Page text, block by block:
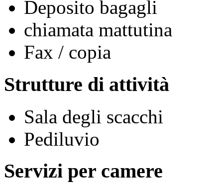
Deposito bagagli
chiamata mattutina
Fax / copia
Strutture di attività
Sala degli scacchi
Pediluvio
Servizi per camere